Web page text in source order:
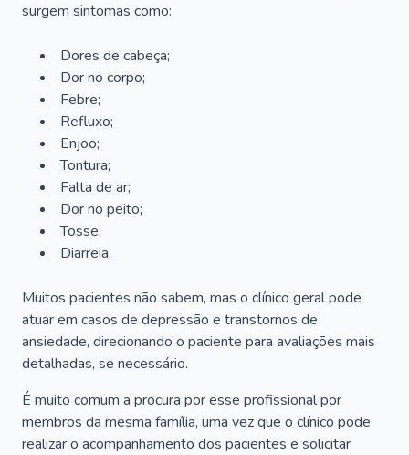
surgem sintomas como:
Dores de cabeça;
Dor no corpo;
Febre;
Refluxo;
Enjoo;
Tontura;
Falta de ar;
Dor no peito;
Tosse;
Diarreia.
Muitos pacientes não sabem, mas o clínico geral pode
atuar em casos de depressão e transtornos de
ansiedade, direcionando o paciente para avaliações mais
detalhadas, se necessário.
É muito comum a procura por esse profissional por
membros da mesma família, uma vez que o clínico pode
realizar o acompanhamento dos pacientes e solicitar